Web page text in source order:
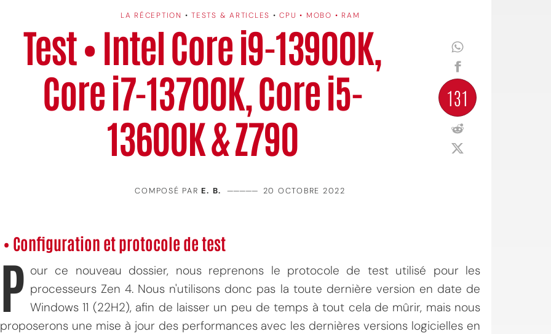
LA RÉCEPTION • TESTS & ARTICLES •CPU • MOBO • RAM
Test • Intel Core i9-13900K,
Core i7-13700K, Core i5-
13600K & Z790
131
COMPOSÉ PARE. B. ————— 20 OCTOBRE 2022
• Configuration et protocole de test
P our ce nouveau dossier, nous reprenons le protocole de test utilisé pour les
processeurs Zen 4. Nous n'utilisons donc pas la toute dernière version en date de
Windows 11 (22H2), afin de laisser un peu de temps à tout cela de mûrir, mais nous
proposerons une mise à jour des performances avec les dernières versions logicielles en